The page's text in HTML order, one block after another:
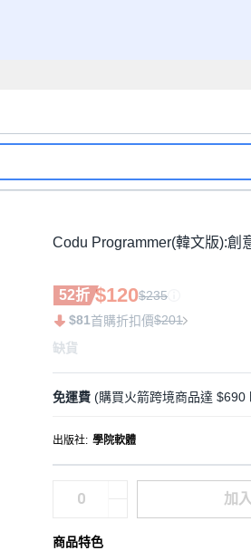
Codu Programmer(韓文版):創
52折 $120$235
$81首購折扣價$201
缺貨
免運費 (購買火箭跨境商品達 $690
出版社: 學院軟體
加
商品特色